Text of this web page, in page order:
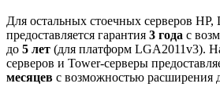
Для остальных стоечных серверов
предоставляется гарантия 3 года с
до 5 лет (для платформ LGA2011v3).
серверов и Tower-серверы
месяцев с возможностью расширения